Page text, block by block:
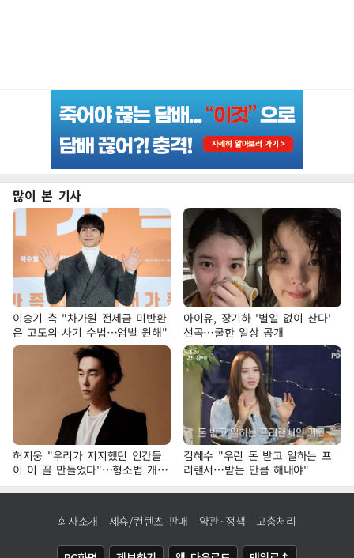
많이 본 기사
이승기 측 "차가원 전세금 미반환
은 고도의 사기 수법…엄벌 원해"
아이유, 장기하 '별일 없이 산다'
선곡…쿨한 일상 공개
허지웅 "우리가 지지했던 인간들
이 이 꼴 만들었다"…형소법 개정
에 격한 반응
김혜수 "우린 돈 받고 일하는 프
리랜서…받는 만큼 해내야"
회사소개 제휴/컨텐츠 판매 약관·정책 고충처리